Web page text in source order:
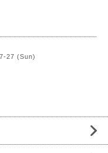
27 (Sun)